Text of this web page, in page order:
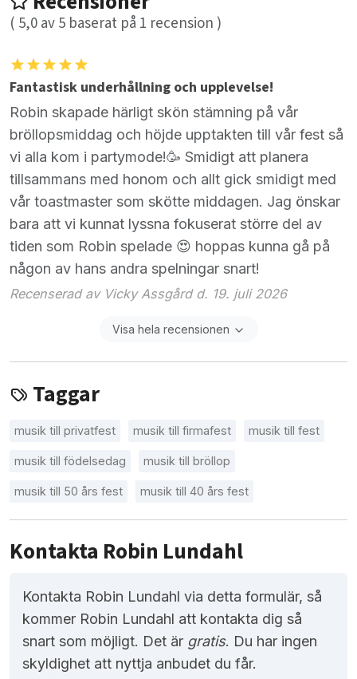
( 5,0av5 baserat på 1 recension )
Fantastisk underhållning och upplevelse!
Robin skapade härligt skön stämning på vår
bröllopsmiddag och höjde upptakten till vår fest så
vi alla kom i partymode!🥳 Smidigt att planera
tillsammans med honom och allt gick smidigt med
vår toastmaster som skötte middagen. Jag önskar
bara att vi kunnat lyssna fokuserat större del av
tiden som Robin spelade 😍 hoppas kunna gå på
någon av hans andra spelningar snart!
Recenserad av Vicky Assgård d. 19. juli 2026
Visa hela recensionen
Taggar
musik till privatfest musik till firmafest musik till fest
musik till födelsedag musik till bröllop
musik till 50 års fest musik till 40 års fest
Kontakta Robin Lundahl
Kontakta Robin Lundahl via detta formulär, så
kommer Robin Lundahl att kontakta dig så
snart som möjligt. Det är gratis. Du har ingen
skyldighet att nyttja anbudet du får.